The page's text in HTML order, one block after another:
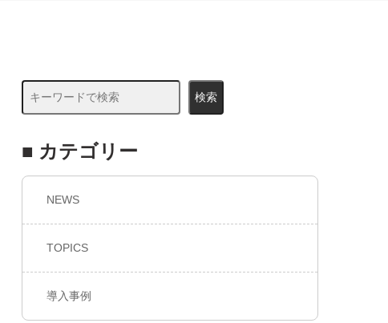
検索
■ カテゴリー
NEWS
TOPICS
導入事例